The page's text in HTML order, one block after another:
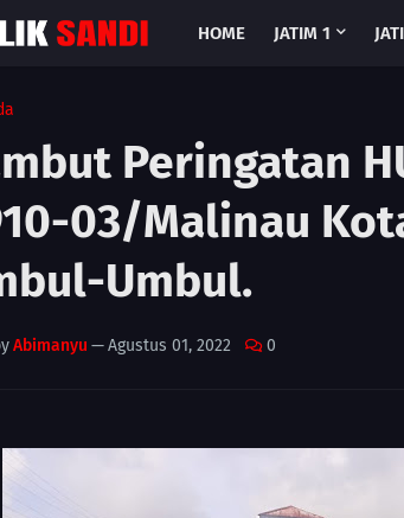
HOME JATIM 1
Peringatan
03/Malinau
Umbul.
Abimanyu —Agustus 01, 2022 0